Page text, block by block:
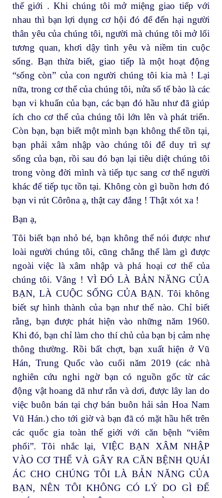
thế giới . Khi chúng tôi mở miệng giao tiếp với
nhau thì bạn lợi dụng cơ hội đó để đến hại người
thân yêu của chúng tôi, người mà chúng tôi mở lối
tương quan, khơi dậy tình yêu và niềm tin cuộc
sống. Bạn thừa biết, giao tiếp là một hoạt động
“sống còn” của con người chúng tôi kia mà ! Lại
nữa, trong cơ thể của chúng tôi, nửa số tế bào là các
bạn vi khuẩn của bạn, các bạn đó hầu như đã giúp
ích cho cơ thể của chúng tôi lớn lên và phát triển.
Còn bạn, bạn biết một mình bạn không thể tồn tại,
bạn phải xâm nhập vào chúng tôi để duy trì sự
sống của bạn, rồi sau đó bạn lại tiêu diệt chúng tôi
trong vòng đời mình và tiếp tục sang cơ thể người
khác để tiếp tục tồn tại. Không còn gì buồn hơn đó
bạn vi rút Côrôna ạ, thật cay đắng ! Thật xót xa !
Bạn ạ,
Tôi biết bạn nhỏ bé, bạn không thể nói được như
loài người chúng tôi, cũng chẳng thể làm gì được
ngoài việc là xâm nhập và phá hoại cơ thể của
chúng tôi. Vâng ! VÌ ĐÓ LÀ BẢN NĂNG CỦA
BẠN, LÀ CUỘC SỐNG CỦA BẠN. Tôi không
biết sự hình thành của bạn như thế nào. Chỉ biết
rằng, bạn được phát hiện vào những năm 1960.
Khi đó, bạn chỉ làm cho thí chủ của bạn bị cảm nhẹ
thông thường. Rồi bất chợt, bạn xuất hiện ở Vũ
Hán, Trung Quốc vào cuối năm 2019 (các nhà
nghiên cứu nghi ngờ bạn có nguồn gốc từ các
động vật hoang dã như rắn và dơi, được lây lan do
việc buôn bán tại chợ bán buôn hải sản Hoa Nam
Vũ Hán.) cho tới giờ và bạn đã có mặt hầu hết trên
các quốc gia toàn thế giới với căn bệnh “viêm
phổi”. Tôi nhắc lại, VIỆC BẠN XÂM NHẬP
VÀO CƠ THỂ VÀ GÂY RA CĂN BỆNH QUÁI
ÁC CHO CHÚNG TÔI LÀ BẢN NĂNG CỦA
BẠN, NÊN TÔI KHÔNG CÓ LÝ DO GÌ ĐỂ